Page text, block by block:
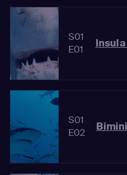
S01
E01
S01
E02